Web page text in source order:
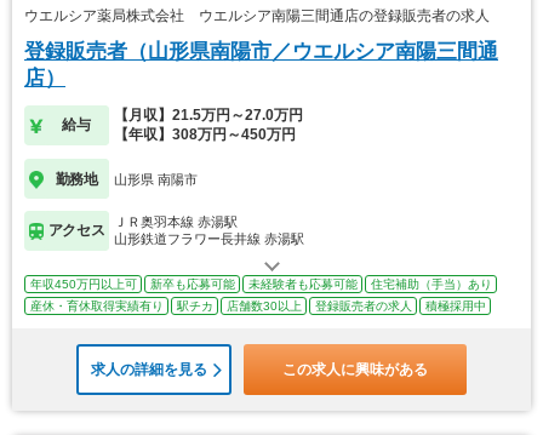
ウエルシア薬局株式会社 ウエルシア南陽三間通店の登録販売者の求人
登録販売者（山形県南陽市／ウエルシア南陽三間通
店）
給与
【月収】21.5万円～27.0万円
【年収】308万円～450万円
勤務地 山形県 南陽市
アクセス
ＪＲ奥羽本線 赤湯駅
山形鉄道フラワー長井線 赤湯駅
年収450万円以上可 新卒も応募可能 未経験者も応募可能
住宅補助（手当）あり
産休・育休取得実績有り
駅チカ 店舗数30以上 登録販売者の求人 積極採用中
求人の詳細を見る この求人に興味がある